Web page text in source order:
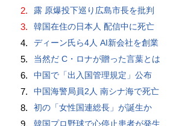
2. 露 原爆投下巡り広島市長を批判
3. 韓国在住の日本人 配信中に死亡
4. ディーン氏ら4人 AI新会社を創業
5. 当然だ C・ロナが贈った言葉とは
6. 中国で「出入国管理規定」公布
7. 中国海警局員2人 南シナ海で死亡
8. 初の「女性国連総長」が誕生か
9. 韓国プロ野球で心停止患者が発生